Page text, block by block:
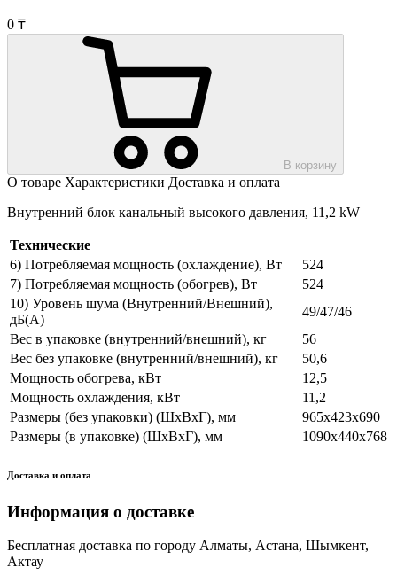
0 ₸
В корзину
О товаре Характеристики Доставка и оплата
Внутренний блок канальный высокого давления, 11,2 kW
Технические
6) Потребляемая мощность (охлаждение), Вт
524
7) Потребляемая мощность (обогрев), Вт
524
10) Уровень шума (Внутренний/Внешний),
дБ(А)
49/47/46
Вес в упаковке (внутренний/внешний), кг
56
Вес без упаковке (внутренний/внешний), кг
50,6
Мощность обогрева, кВт
12,5
Мощность охлаждения, кВт
11,2
Размеры (без упаковки) (ШхВхГ), мм
965х423х690
Размеры (в упаковке) (ШхВхГ), мм
1090х440х768
Доставка и оплата
Информация о доставке
Бесплатная доставка по городу Алматы, Астана, Шымкент,
Актау